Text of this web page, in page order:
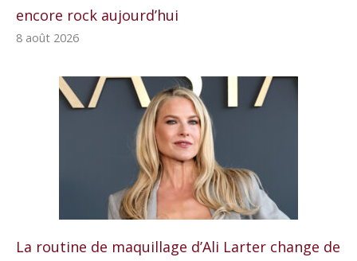
encore rock aujourd’hui
8 août 2026
La routine de maquillage d’Ali Larter change de